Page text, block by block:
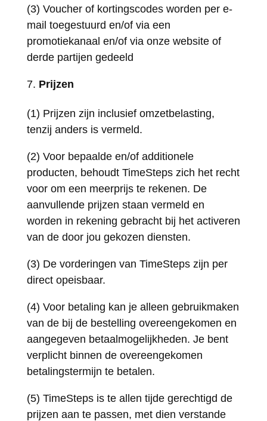
(3) Voucher of kortingscodes worden per e-
mail toegestuurd en/of via een
promotiekanaal en/of via onze website of
derde partijen gedeeld
Prijzen
(1) Prijzen zijn inclusief omzetbelasting,
tenzij anders is vermeld.
(2) Voor bepaalde en/of additionele
producten, behoudt TimeSteps zich het recht
voor om een meerprijs te rekenen. De
aanvullende prijzen staan vermeld en
worden in rekening gebracht bij het activeren
van de door jou gekozen diensten.
(3) De vorderingen van TimeSteps zijn per
direct opeisbaar.
(4) Voor betaling kan je alleen gebruikmaken
van de bij de bestelling overeengekomen en
aangegeven betaalmogelijkheden. Je bent
verplicht binnen de overeengekomen
betalingstermijn te betalen.
(5) TimeSteps is te allen tijde gerechtigd de
prijzen aan te passen, met dien verstande